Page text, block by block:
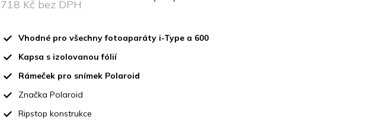
z
718 Kč bez DPH
cena:Vhodné pro všechny fotoaparáty i-Type a 600
Kapsa s izolovanou fólií
Rámeček pro snímek Polaroid
Značka Polaroid
Ripstop konstrukce